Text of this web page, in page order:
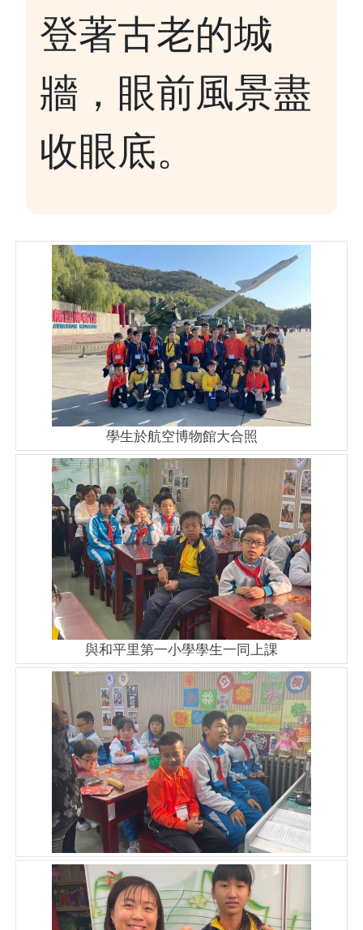
登著古老的城
牆，眼前風景盡
收眼底。
學生於航空博物館大合照
與和平里第一小學學生一同上課